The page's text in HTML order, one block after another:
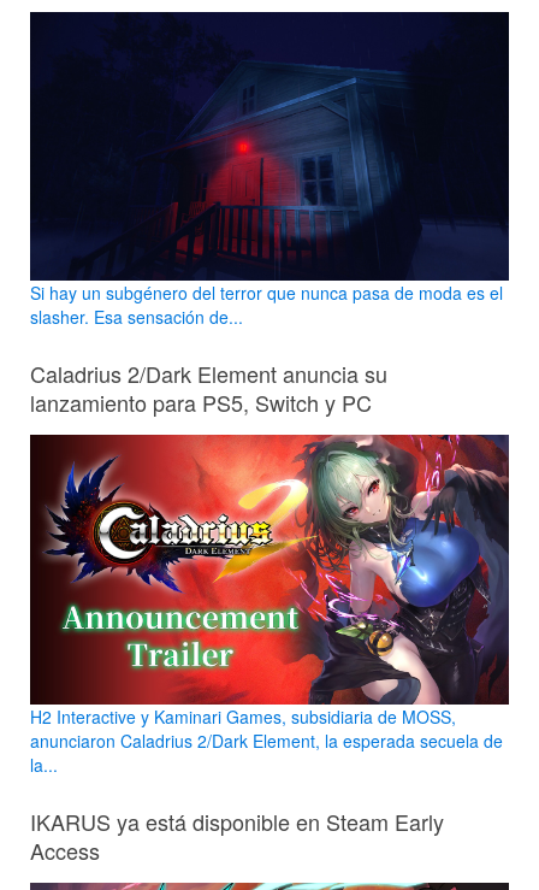
Si hay un subgénero del terror que nunca pasa de moda es el
slasher. Esa sensación de...
Caladrius 2/Dark Element anuncia su
lanzamiento para PS5, Switch y PC
H2 Interactive y Kaminari Games, subsidiaria de MOSS,
anunciaron Caladrius 2/Dark Element, la esperada secuela de
la...
IKARUS ya está disponible en Steam Early
Access